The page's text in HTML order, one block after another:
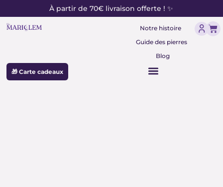
au
contenu
À partir de 70€ livraison offerte ! ✨
Notre histoire
Guide des pierres
Blog
🎁 Carte cadeaux